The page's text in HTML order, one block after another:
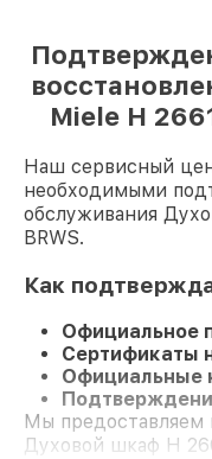
Miele H
Наш сервисный
необходимыми
обслуживания
BRWS.
Как
Официальное
Сертификаты
Официальные
Мы предоставляем
Духовой шкаф H